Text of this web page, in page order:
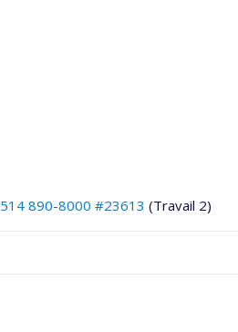
514 890-8000 #23613 (Travail 2)